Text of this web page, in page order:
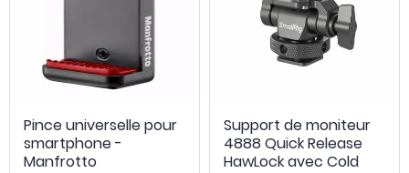
Pince universelle pour
smartphone -
Manfrotto
Support de moniteur
4888 Quick Release
HawLock avec Cold